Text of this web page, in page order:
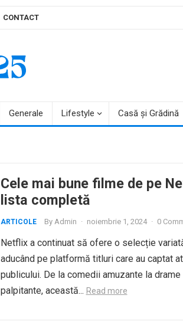
CONTACT
Generale Lifestyle Casă și Grădină
Cele mai bune filme de pe
lista completă
ARTICOLE By Admin · noiembrie 1, 2024 · 0
Netflix a continuat să ofere o selecție
aducând pe platformă titluri care au captat
publicului. De la comedii amuzante la
palpitante, această... Read more